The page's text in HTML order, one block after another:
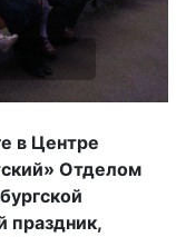
в Центре
Отделом
праздник,